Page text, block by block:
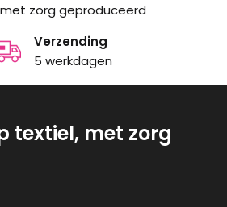
met zorg geproduceerd
Verzending
5 werkdagen
textiel, met zorg